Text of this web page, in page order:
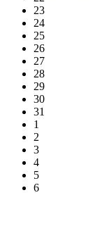
23
24
25
26
27
28
29
30
31
1
2
3
4
5
6